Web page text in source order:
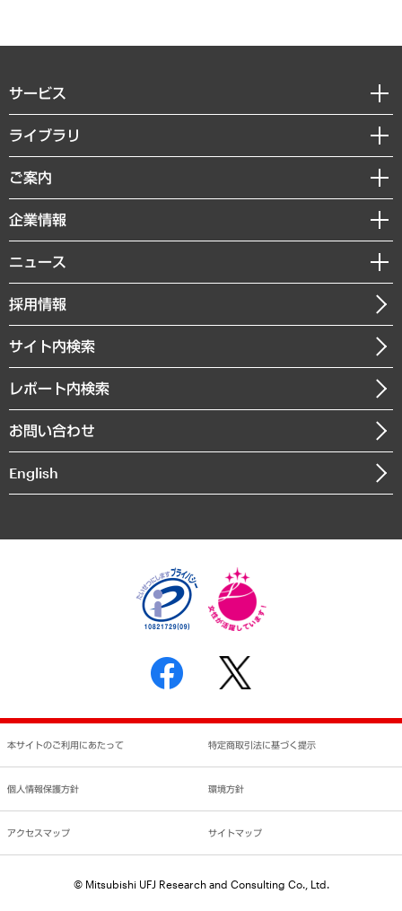
サービス
経営戦略
組織・人事戦略
デジタルイノベーション
共生・ダイバーシティ
GRC（ガバナンス・リスク・コンプライアンス）・防災（政策）
経済・産業・雇用・労働
まちづくり・観光・交通・スポーツ・スマートシティ
自然資源・農林水産業・食料システム
ライブラリ
経済調査
レポート
コラム
経営用語集
受託・受注実績（官公庁関連）
メディア掲載・出演
ご案内
セミナー・イベント情報
MUFGビジネスセミナー
受託案件情報
企業情報
私たちの想い
社長メッセージ
会社概要
沿革
組織図・本部部室紹介
インドネシア現地法人
個人情報保護方針
反社会的勢力に対する基本方針
書面による個人情報の開示等の請求の手続きについて
ニュース
ニュースリリース
お知らせ
採用情報
サイト内検索
レポート内検索
お問い合わせ
English
本サイトのご利用にあたって 特定商取引法に基づく提示
個人情報保護方針 環境方針
アクセスマップ サイトマップ
© Mitsubishi UFJ Research and Consulting Co., Ltd.